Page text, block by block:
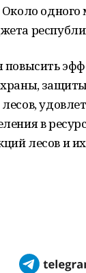
повысить
в
лесов и